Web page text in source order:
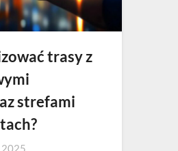
trasy z
strefami
2025